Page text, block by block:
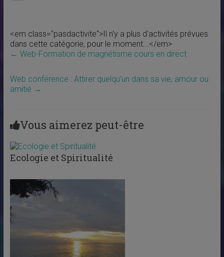
<em class="pasdactivite">Il n'y a plus d'activités prévues
dans cette catégorie, pour le moment...</em>
← Web-Formation de magnétisme cours en direct
Web conférence : Attirer quelqu’un dans sa vie, amour ou
amitié →
Vous aimerez peut-être
Ecologie et Spiritualité